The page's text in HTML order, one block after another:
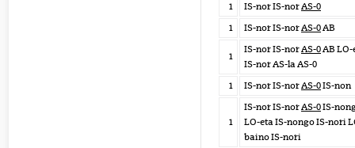
1
IS-nor IS-norAS-0
1
IS-nor IS-norAS-0AB
1
IS-nor IS-norAS-0AB LO-
IS-nor AS-la AS-0
1
IS-nor IS-norAS-0IS-non
1
IS-nor IS-norAS-0IS-
LO-eta IS-nongo IS-nori
baino IS-nori